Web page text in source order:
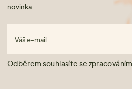
novinka
Váš e-mail
Odběrem souhlasíte se zpracováním